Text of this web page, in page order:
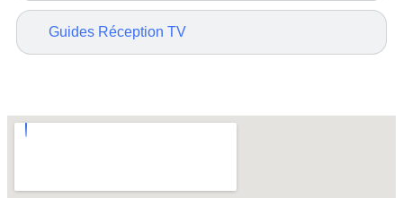
Guides Réception TV